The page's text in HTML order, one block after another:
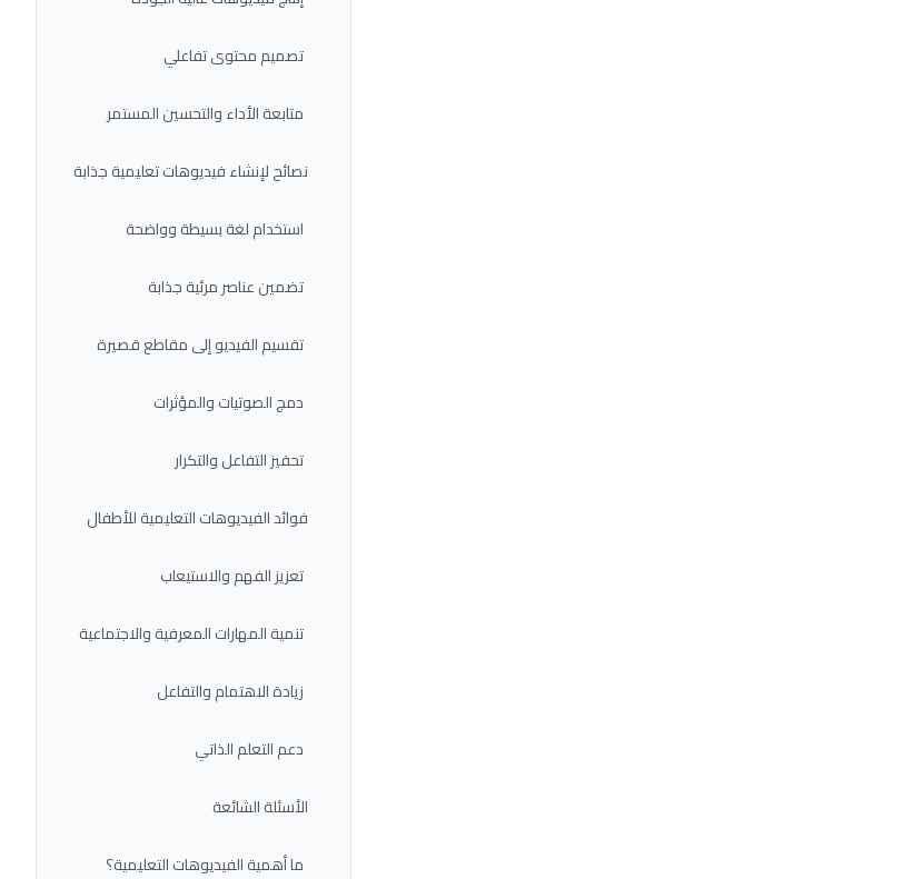
تصميم محتوى تفاعلي
متابعة الأداء والتحسين المستمر
نصائح لإنشاء فيديوهات تعليمية جذابة
استخدام لغة بسيطة وواضحة
تضمين عناصر مرئية جذابة
تقسيم الفيديو إلى مقاطع قصيرة
دمج الصوتيات والمؤثرات
تحفيز التفاعل والتكرار
فوائد الفيديوهات التعليمية للأطفال
تعزيز الفهم والاستيعاب
تنمية المهارات المعرفية والاجتماعية
زيادة الاهتمام والتفاعل
دعم التعلم الذاتي
الأسئلة الشائعة
ما أهمية الفيديوهات التعليمية؟